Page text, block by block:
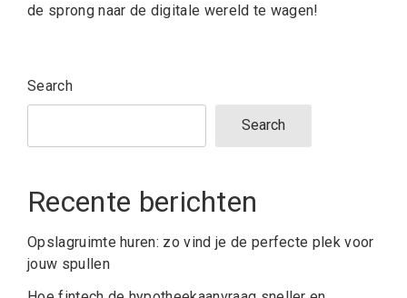
de sprong naar de digitale wereld te wagen!
Search
Search
Recente berichten
Opslagruimte huren: zo vind je de perfecte plek voor
jouw spullen